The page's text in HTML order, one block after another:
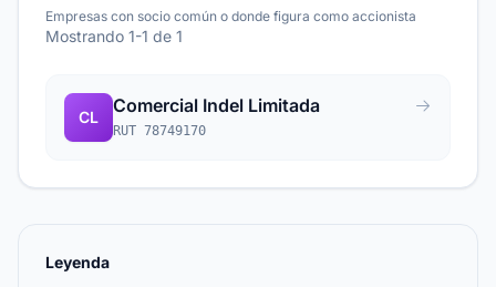
Empresas con socio común o donde figura como accionista
Mostrando 1-1 de 1
CL
Comercial Indel Limitada
RUT 78749170
Leyenda